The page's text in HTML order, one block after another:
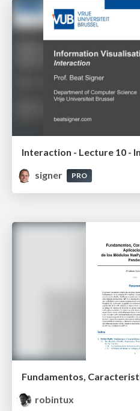
signer
PRO
robintux